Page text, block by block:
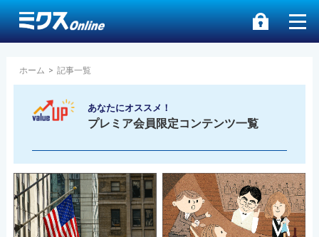
ホーム > 記事一覧
あなたにオススメ！
プレミア会員限定コンテンツ一覧